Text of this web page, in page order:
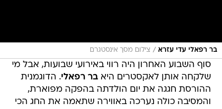
בר רפאלי עדי עזרא / צילום מסך אינסטגרם
סוף השבוע האחרון היה רווי באירועי שבועות, אבל מי
שלקחה אותן לאקסטרים היאבר רפאלי. הדוגמנית
ההורסת חגגה את יום הולדתה בהפקה מפוארת,
והמסיבה כולה נערכה באווירה שתאמה את החג הכי